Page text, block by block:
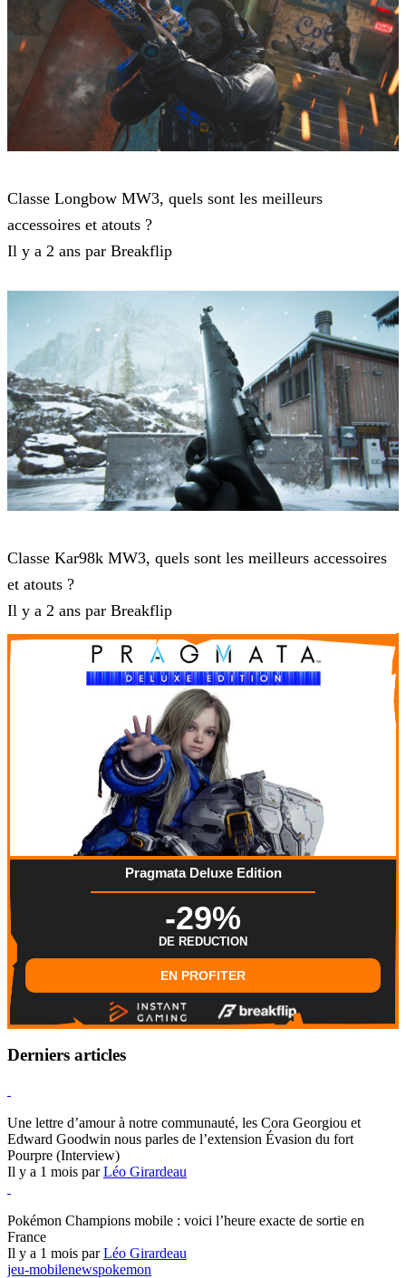
Classe Longbow MW3, quels sont les meilleurs
accessoires et atouts ?
Il y a 2 ans par Breakflip
Classe Kar98k MW3, quels sont les meilleurs accessoires
et atouts ?
Il y a 2 ans par Breakflip
Pragmata Deluxe Edition
-29%
DE REDUCTION
EN PROFITER
Derniers articles
Une lettre d’amour à notre communauté, les Cora Georgiou et
Edward Goodwin nous parles de l’extension Évasion du fort
Pourpre (Interview)
Il y a 1 mois parLéo Girardeau
Pokémon Champions mobile : voici l’heure exacte de sortie en
France
Il y a 1 mois parLéo Girardeau
jeu-mobilenewspokemon